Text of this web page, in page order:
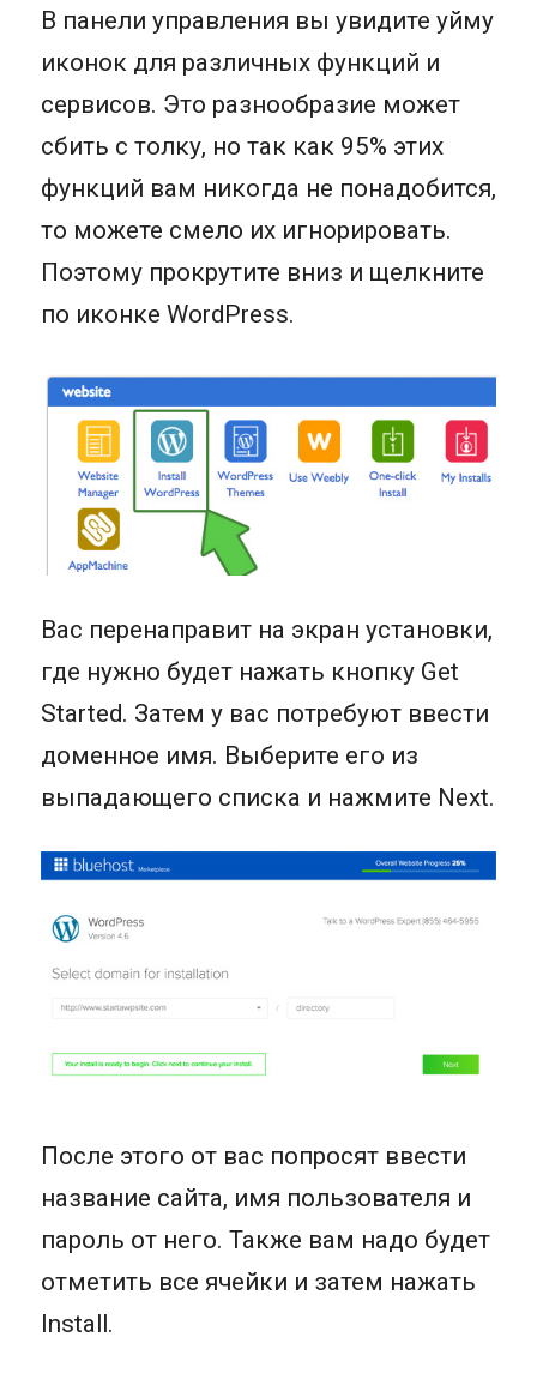
В панели управления вы увидите уйму
иконок для различных функций и
сервисов. Это разнообразие может
сбить с толку, но так как 95% этих
функций вам никогда не понадобится,
то можете смело их игнорировать.
Поэтому прокрутите вниз и щелкните
по иконке WordPress.
Вас перенаправит на экран установки,
где нужно будет нажать кнопку Get
Started. Затем у вас потребуют ввести
доменное имя. Выберите его из
выпадающего списка и нажмите Next.
После этого от вас попросят ввести
название сайта, имя пользователя и
пароль от него. Также вам надо будет
отметить все ячейки и затем нажать
Install.